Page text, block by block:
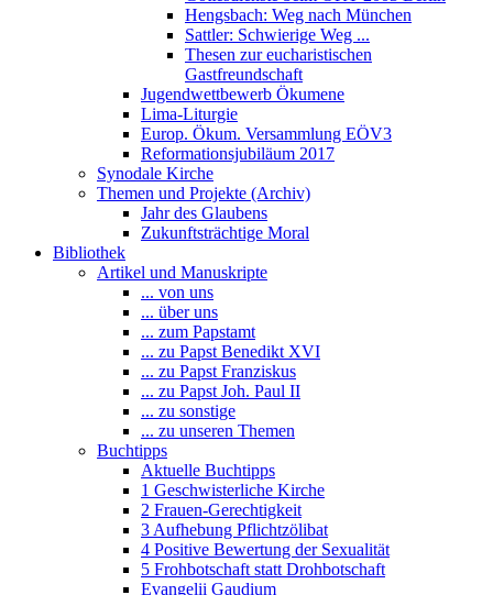
Hengsbach: Weg nach München
Sattler: Schwierige Weg ...
Thesen zur eucharistischen
Gastfreundschaft
Jugendwettbewerb Ökumene
Lima-Liturgie
Europ. Ökum. Versammlung EÖV3
Reformationsjubiläum 2017
Synodale Kirche
Themen und Projekte (Archiv)
Jahr des Glaubens
Zukunftsträchtige Moral
Bibliothek
Artikel und Manuskripte
... von uns
... über uns
... zum Papstamt
... zu Papst Benedikt XVI
... zu Papst Franziskus
... zu Papst Joh. Paul II
... zu sonstige
... zu unseren Themen
Buchtipps
Aktuelle Buchtipps
1 Geschwisterliche Kirche
2 Frauen-Gerechtigkeit
3 Aufhebung Pflichtzölibat
4 Positive Bewertung der Sexualität
5 Frohbotschaft statt Drohbotschaft
Evangelii Gaudium